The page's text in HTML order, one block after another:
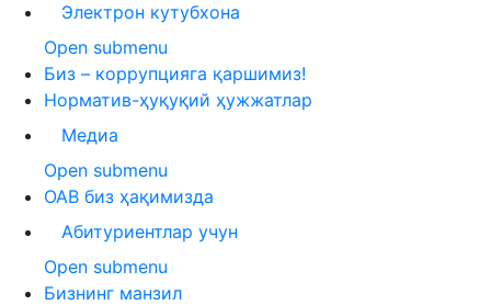
Электрон кутубхона
Open submenu
Биз – коррупцияга қаршимиз!
Норматив-ҳуқуқий ҳужжатлар
Медиа
Open submenu
ОАВ биз ҳақимизда
Абитуриентлар учун
Open submenu
Бизнинг манзил